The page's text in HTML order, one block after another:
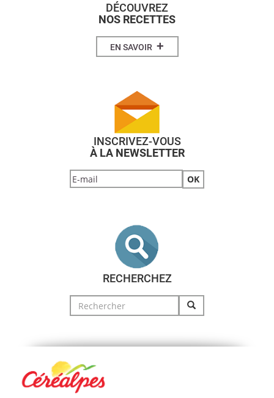
DÉCOUVREZ
NOS RECETTES
EN SAVOIR +
INSCRIVEZ-VOUS
À LA NEWSLETTER
RECHERCHEZ
Search
for: